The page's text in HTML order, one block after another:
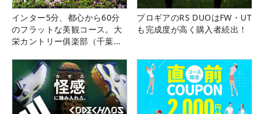
インター5分、都心から60分
のフラットな美観コース。大
栄カントリー俱楽部（千葉
プロギアのRS DUOはFW・UT
も完成度が高く購入者続出！